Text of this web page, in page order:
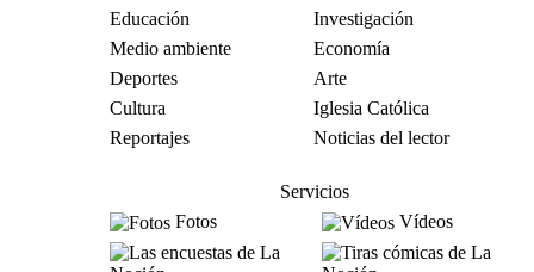
Educación
Investigación
Medio ambiente
Economía
Deportes
Arte
Cultura
Iglesia Católica
Reportajes
Noticias del lector
Servicios
Fotos
Vídeos